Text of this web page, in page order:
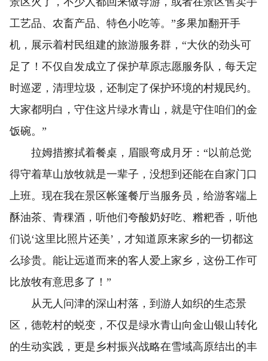
工艺品、农畜产品、特色小吃等。”多果加翻开手
机，展示着村民组建的旅游服务群，“大伙的劲头可
足了！不仅自发成立了保护草原志愿服务队，每天定
时巡逻，清理垃圾，还制定了保护环境的村规民约。
大家都明白，守住这片绿水青山，就是守住咱们的金
饭碗。”
拉姆措擦拭着餐桌，眉眼弯成月牙：“以前总觉
得守着草山放牧就是一辈子，没想到还能在自家门口
上班。现在我在景区帐篷餐厅当服务员，给游客端上
酥油茶、青稞酒，听他们夸酸奶好吃、糌粑香，听他
们说‘这里比照片还美’，才知道原来家乡的一切都这
么珍贵。能让远道而来的客人爱上家乡，这份工作可
比放牧有意思多了！”
从无人问津的深山村落，到游人如织的生态景
区，德乾村的蜕变，不仅是绿水青山向金山银山转化
的生动实践，更是乡村振兴战略在雪域高原结出的丰